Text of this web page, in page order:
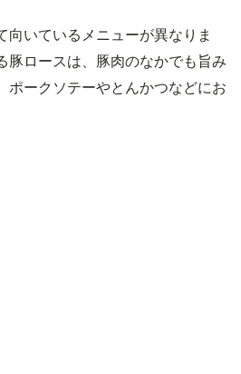
向いているメニューが異なりま
豚ロースは、豚肉のなかでも旨み
ポークソテーやとんかつなどにお